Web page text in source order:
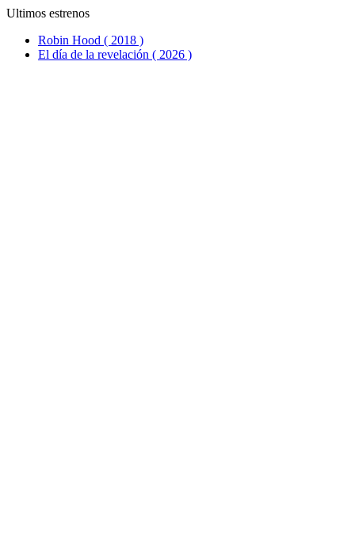
Ultimos estrenos
Robin Hood ( 2018 )
El día de la revelación ( 2026 )